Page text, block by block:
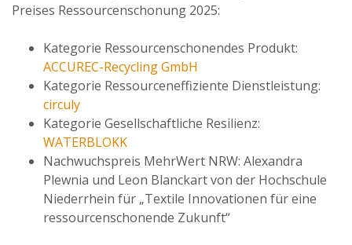
Preises Ressourcenschonung 2025:
Kategorie Ressourcenschonendes Produkt:
ACCUREC-Recycling GmbH
Kategorie Ressourceneffiziente Dienstleistung:
circuly
Kategorie Gesellschaftliche Resilienz:
WATERBLOKK
Nachwuchspreis MehrWert NRW: Alexandra
Plewnia und Leon Blanckart von der Hochschule
Niederrhein für „Textile Innovationen für eine
ressourcenschonende Zukunft“